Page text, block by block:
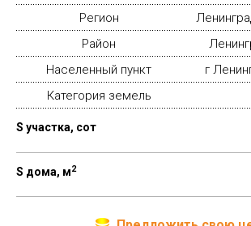
Регион
Район
Населенный пункт
г
Категория земель
S участка, сот
S дома, м2